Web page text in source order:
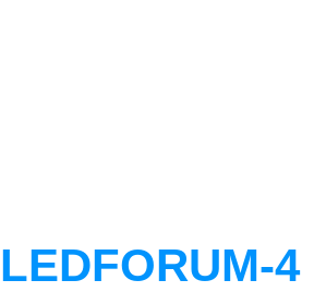
LEDFORUM-4